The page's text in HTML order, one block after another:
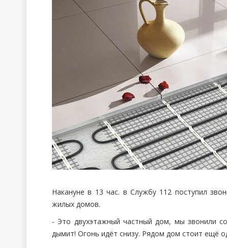
Накануне в 13 час. в Службу 112 поступил
жилых домов.
- Это двухэтажный частный дом, мы звонили
дымит! Огонь идёт снизу. Рядом дом стоит ещё